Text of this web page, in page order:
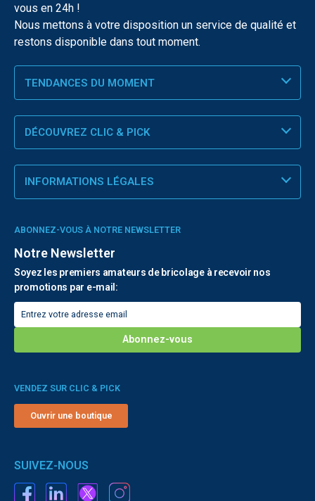
vous en 24h !
Nous mettons à votre disposition un service de qualité et
restons disponible dans tout moment.
TENDANCES DU MOMENT
DÉCOUVREZ CLIC & PICK
INFORMATIONS LÉGALES
ABONNEZ-VOUS À NOTRE NEWSLETTER
Notre Newsletter
Soyez les premiers amateurs de bricolage à recevoir nos
promotions par e-mail:
VENDEZ SUR CLIC & PICK
Ouvrir une boutique
SUIVEZ-NOUS